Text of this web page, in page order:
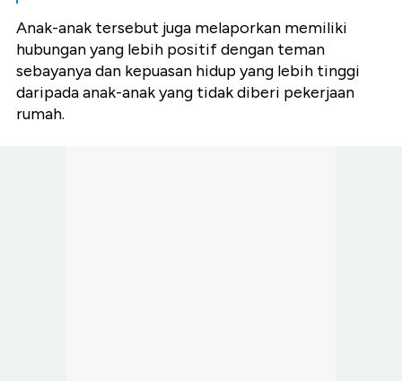
Anak-anak tersebut juga melaporkan memiliki
hubungan yang lebih positif dengan teman
sebayanya dan kepuasan hidup yang lebih tinggi
daripada anak-anak yang tidak diberi pekerjaan
rumah.